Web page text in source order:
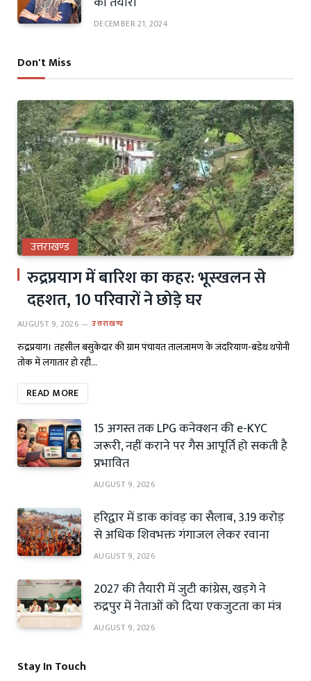
DECEMBER 21, 2024
Don't Miss
उत्तराखण्ड
रुद्रप्रयाग में बारिश का कहर: भूस्खलन से
दहशत, 10 परिवारों ने छोड़े घर
AUGUST 9, 2026 उत्तराखण्ड
रुद्रप्रयाग। तहसील बसुकेदार की ग्राम पंचायत तालजामण के जंदरियाण-बडेथ थपोनी
तोक में लगातार हो रही…
READ MORE
15 अगस्त तक LPG कनेक्शन की e-KYC
जरूरी, नहीं कराने पर गैस आपूर्ति हो सकती है
प्रभावित
AUGUST 9, 2026
हरिद्वार में डाक कांवड़ का सैलाब, 3.19 करोड़
से अधिक शिवभक्त गंगाजल लेकर रवाना
AUGUST 9, 2026
2027 की तैयारी में जुटी कांग्रेस, खड़गे ने
रुद्रपुर में नेताओं को दिया एकजुटता का मंत्र
AUGUST 9, 2026
Stay In Touch